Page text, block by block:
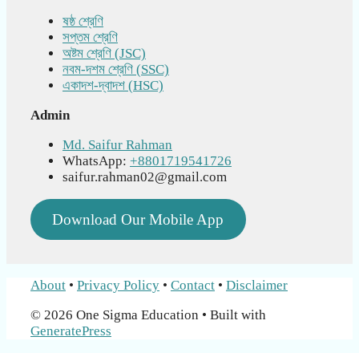
ষষ্ঠ শ্রেণি
সপ্তম শ্রেণি
অষ্টম শ্রেণি (JSC)
নবম-দশম শ্রেণি (SSC)
একাদশ-দ্বাদশ (HSC)
Admin
Md. Saifur Rahman
WhatsApp: +8801719541726
saifur.rahman02@gmail.com
Download Our Mobile App
About • Privacy Policy • Contact • Disclaimer
© 2026 One Sigma Education • Built with
GeneratePress